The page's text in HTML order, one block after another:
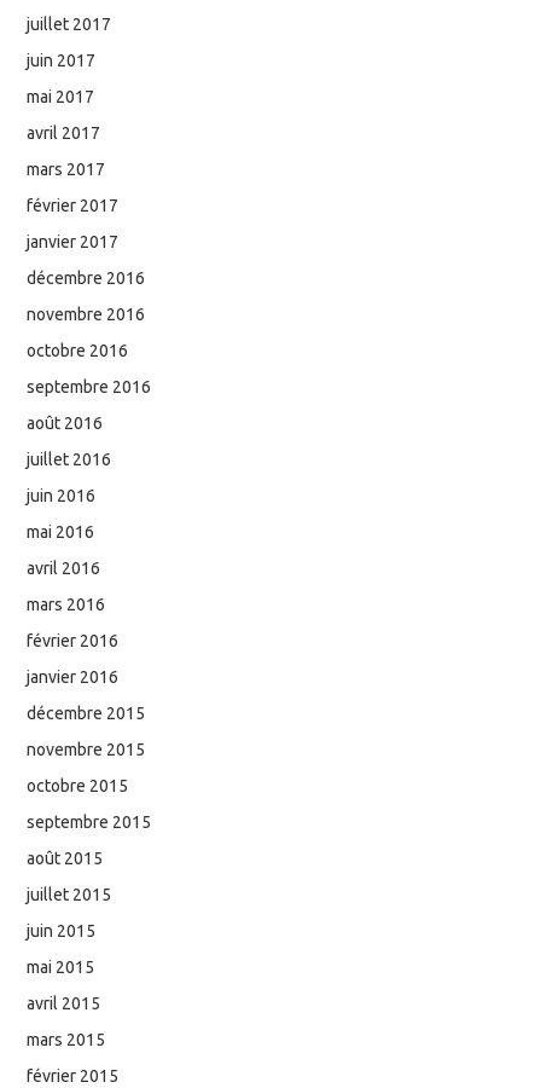
juillet 2017
juin 2017
mai 2017
avril 2017
mars 2017
février 2017
janvier 2017
décembre 2016
novembre 2016
octobre 2016
septembre 2016
août 2016
juillet 2016
juin 2016
mai 2016
avril 2016
mars 2016
février 2016
janvier 2016
décembre 2015
novembre 2015
octobre 2015
septembre 2015
août 2015
juillet 2015
juin 2015
mai 2015
avril 2015
mars 2015
février 2015